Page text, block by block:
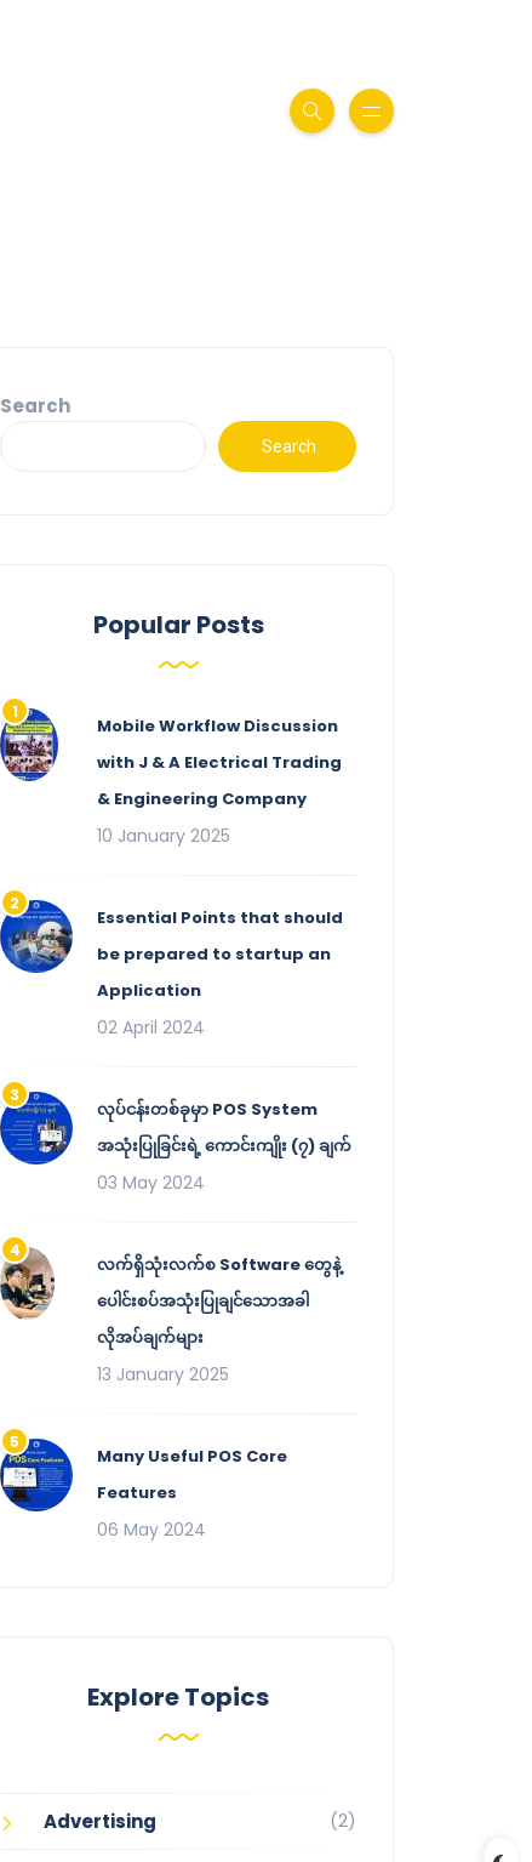
Search
Search
Popular Posts
Mobile Workflow Discussion
with J & A Electrical Trading
& Engineering Company
10 January 2025
Essential Points that should
be prepared to startup an
Application
02 April 2024
လုပ်ငန်းတစ်ခုမှာ POS System
အသုံးပြုခြင်းရဲ့ ကောင်းကျိုး (၇) ချက်
03 May 2024
လက်ရှိသုံးလက်စ Software တွေနဲ့
ပေါင်းစပ်အသုံးပြုချင်သောအခါ
လိုအပ်ချက်များ
13 January 2025
Many Useful POS Core
Features
06 May 2024
Explore Topics
Advertising (2)